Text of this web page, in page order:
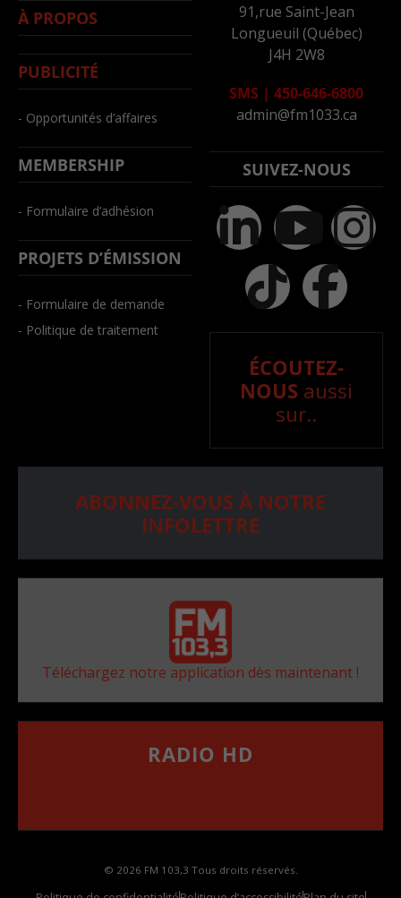
À PROPOS
PUBLICITÉ
- Opportunités d’affaires
MEMBERSHIP
- Formulaire d’adhésion
PROJETS D’ÉMISSION
- Formulaire de demande
- Politique de traitement
91,rue Saint-Jean
Longueuil (Québec)
J4H 2W8
SMS | 450-646-6800
admin@fm1033.ca
SUIVEZ-NOUS
ÉCOUTEZ-
NOUS aussi
sur..
ABONNEZ-VOUS À NOTRE
INFOLETTRE
Téléchargez notre application dès maintenant !
RADIO HD
© 2026 FM 103,3 Tous droits réservés.